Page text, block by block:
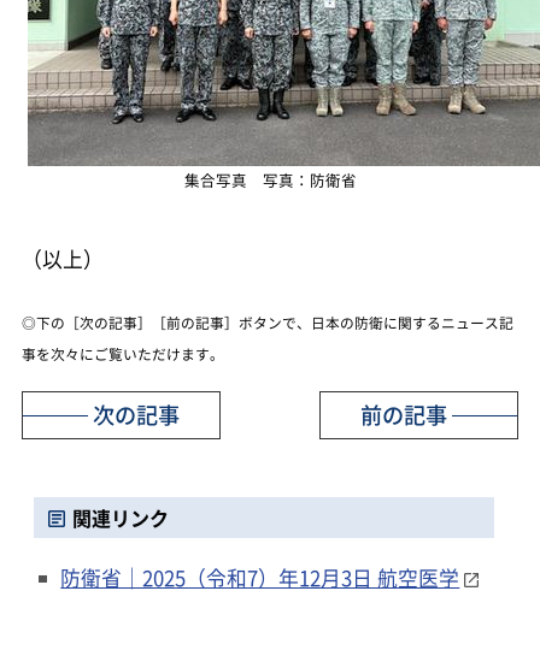
集合写真 写真：防衛省
（以上）
◎下の［次の記事］［前の記事］ボタンで、日本の防衛に関するニュース記
事を次々にご覧いただけます。
前の記事
次の記事
関連リンク
防衛省｜2025（令和7）年12月3日 航空医学